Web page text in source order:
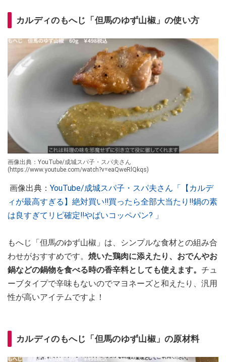
カルディのもへじ「但馬のゆず山椒」の使い方
画像出典：YouTube/成城スパ子・スパ夫さん
(https://www.youtube.com/watch?v=eaQweRlQkqs)
画像出典： YouTube/成城スパ子・スパ夫さん「【カルデ
ィが最高すぎる】絶対買い‼️買ったら全部大当たり‼️鍋の素
は良すぎてリピ確定‼︎やばいコッペパン? 」
もへじ「但馬のゆず山椒」は、シンプルな食材との組み合
わせがおすすめです。 焼いた鶏肉に添えたり、おでんやお
鍋などの鍋物を食べる時の香辛料としても使えます。 チュ
ーブタイプで辛味もないのでマヨネーズと和えたり、汎用
性が高いアイテムですよ！
カルディのもへじ「但馬のゆず山椒」の原材料